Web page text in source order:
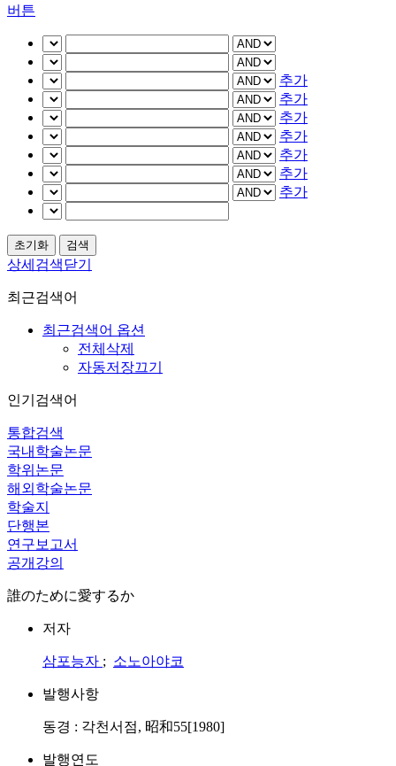
버튼
추가
추가
추가
추가
추가
추가
추가
상세검색닫기
최근검색어
최근검색어 옵션
전체삭제
자동저장끄기
인기검색어
통합검색
국내학술논문
학위논문
해외학술논문
학술지
단행본
연구보고서
공개강의
誰のために愛するか
저자
삼포능자 ; 소노아야코
발행사항
동경 : 각천서점, 昭和55[1980]
발행연도